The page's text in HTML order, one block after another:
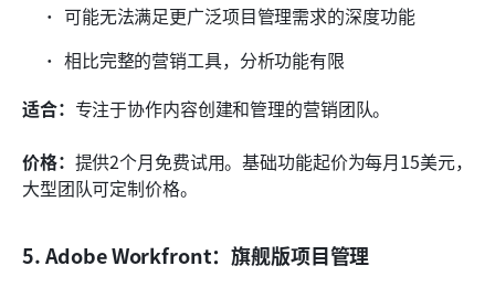
可能无法满足更广泛项目管理需求的深度功能
相比完整的营销工具，分析功能有限
适合： 专注于协作内容创建和管理的营销团队。
价格： 提供2个月免费试用。基础功能起价为每月15美元，
大型团队可定制价格。
5. Adobe Workfront：旗舰版项目管理